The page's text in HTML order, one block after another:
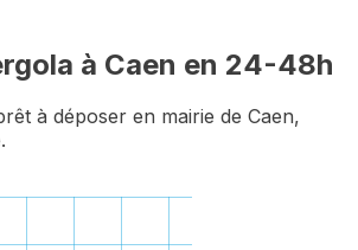
à Caen en 24-48h
à déposer en mairie de Caen,